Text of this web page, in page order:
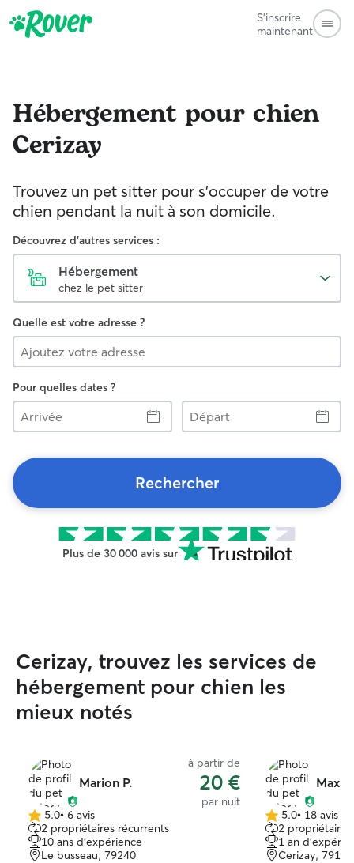
S'inscrire
maintenant
Hébergement pour chien
Cerizay
Trouvez un pet sitter pour s'occuper de votre
chien pendant la nuit à son domicile.
Découvrez d'autres services :
Hébergement
chez le pet sitter
Quelle est votre adresse ?
Pour quelles dates ?
Arrivée
Départ
Rechercher
Plus de 30 000 avis sur
Cerizay, trouvez les services de
hébergement pour chien les
mieux notés
Marion P.
à partir de
20 €
par nuit
5.0 étoile(s)
sur
5
5.0• 6 avis
2 propriétaires récurrents
10 ans d'expérience
Le busseau, 79240
5.0 étoile(s)
sur
5
5.0• 18 avis
2
1 an
Cerizay, 79140